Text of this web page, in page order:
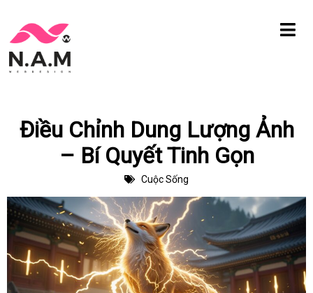
Chuyển
tới
Điều Chỉnh Dung Lượng Ảnh
– Bí Quyết Tinh Gọn
Cuộc Sống